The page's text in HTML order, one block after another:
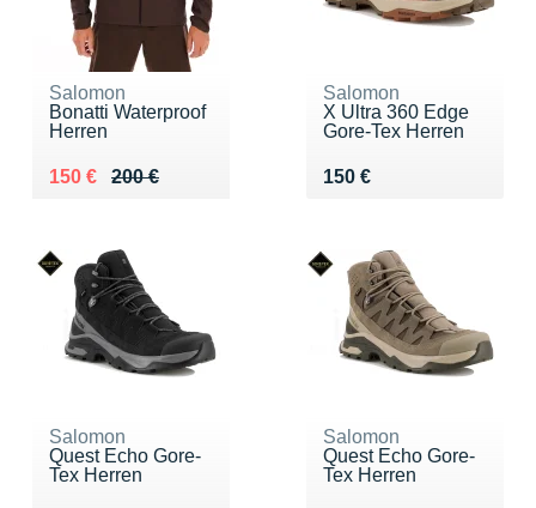
Salomon
Bonatti Waterproof
Herren
200 €
Au lieu de 200 €
150 €
Vendu 150 €
Salomon
X Ultra 360 Edge
Gore-Tex Herren
150 €
Vendu 150 €
Salomon
Quest Echo Gore-
Tex Herren
Salomon
Quest Echo Gore-
Tex Herren